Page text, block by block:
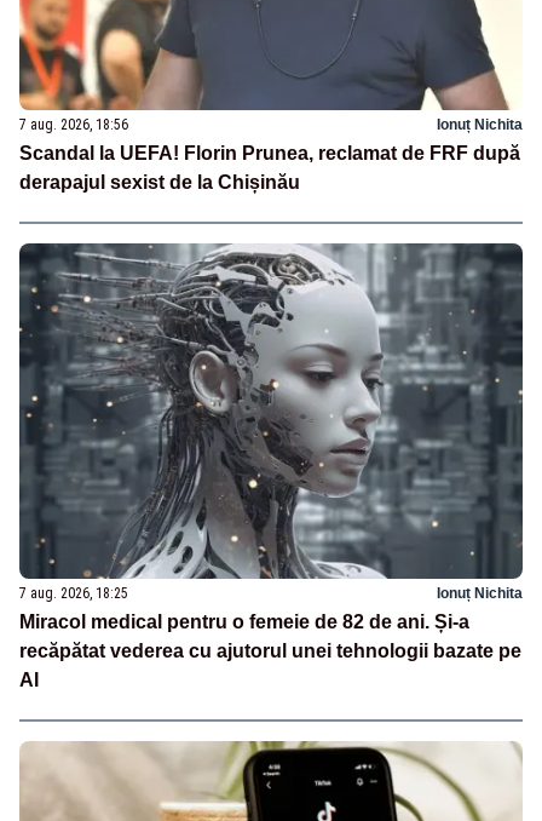
7 aug. 2026, 18:56 Ionuț Nichita
Scandal la UEFA! Florin Prunea, reclamat de FRF după
derapajul sexist de la Chișinău
7 aug. 2026, 18:25 Ionuț Nichita
Miracol medical pentru o femeie de 82 de ani. Și-a
recăpătat vederea cu ajutorul unei tehnologii bazate pe
AI